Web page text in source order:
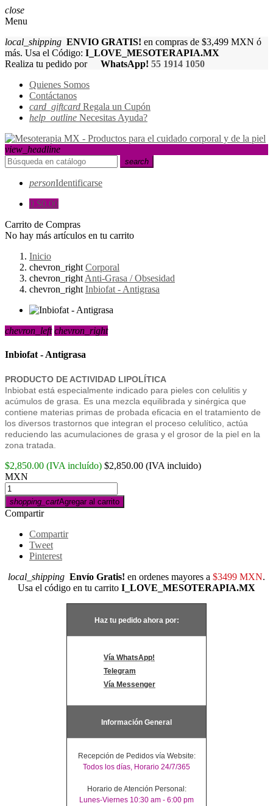
close
Menu
local_shipping ENVIO GRATIS! en compras de $3,499 MXN ó
más. Usa el Código: I_LOVE_MESOTERAPIA.MX
Realiza tu pedido por
WhatsApp! 55 1914 1050
Quienes Somos
Contáctanos
card_giftcard Regala un Cupón
help_outline Necesitas Ayuda?
view_headline
search
personIdentificarse
0 $0.00
Carrito de Compras
No hay más artículos en tu carrito
Inicio
chevron_right Corporal
chevron_right Anti-Grasa / Obsesidad
chevron_right Inbiofat - Antigrasa
chevron_left chevron_right
Inbiofat - Antigrasa
PRODUCTO DE ACTIVIDAD LIPOLÍTICA
Inbiobat está especialmente indicado para pieles con celulitis y
acúmulos de grasa. Es una mezcla equilibrada y sinérgica que
contiene materias primas de probada eficacia en el tratamiento de
los diversos trastornos que integran el proceso celulítico, actúa
reduciendo las acumulaciones de grasa y el grosor de la piel en la
zona tratada.
$2,850.00 (IVA incluído) $2,850.00 (IVA incluido)
MXN
shopping_cartAgregar al carrito
Compartir
Compartir
Tweet
Pinterest
local_shipping Envío Gratis! en ordenes mayores a $3499 MXN.
Usa el código en tu carrito I_LOVE_MESOTERAPIA.MX
Haz tu pedido ahora por:
Vía WhatsApp!
Telegram
Vía Messenger
Información General
Recepción de Pedidos vía Website:
Todos los días, Horario 24/7/365
Horario de Atención Personal:
Lunes-Viernes 10:30 am - 6:00 pm